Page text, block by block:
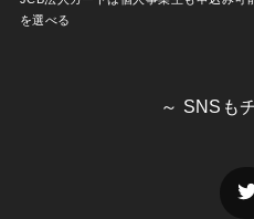
を選べる
～ SNSも